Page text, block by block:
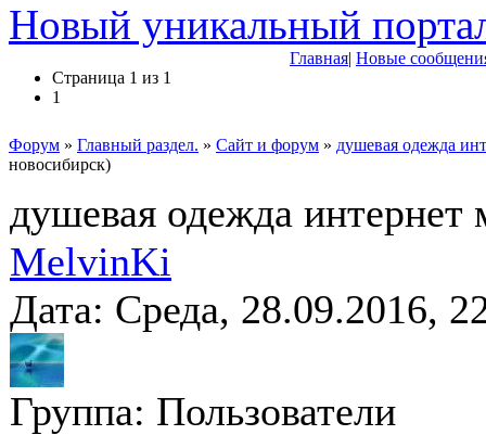
Новый уникальный
Главная| Новые
Страница 1 из 1
1
Форум » Главный раздел. » Сайт и форум » душевая одежда
новосибирск)
душевая одежда интернет
MelvinKi
Дата: Среда, 28.09.2016,
Группа: Пользователи